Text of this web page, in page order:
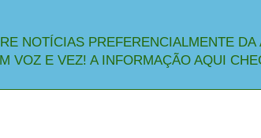
NOTÍCIAS PREFERENCIALMENTE
VOZ E VEZ! A INFORMAÇÃO AQUI